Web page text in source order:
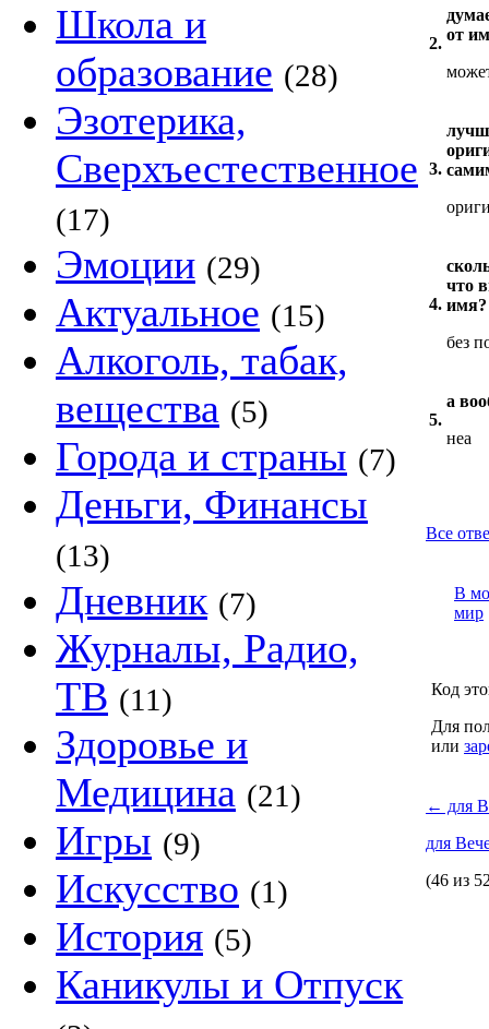
Школа и
образование (28)
Эзотерика,
Сверхъестественное
(17)
Эмоции (29)
Актуальное (15)
Алкоголь, табак,
вещества (5)
Города и страны (7)
Деньги, Финансы
(13)
Дневник (7)
Журналы, Радио,
ТВ (11)
Здоровье и
Медицина (21)
Игры (9)
Искусство (1)
История (5)
Каникулы и Отпуск
2. от
3.
4.
что
имя?
без
5.
а
неа
Все
В
мир
Код
Для
или
← для
для
(46 из